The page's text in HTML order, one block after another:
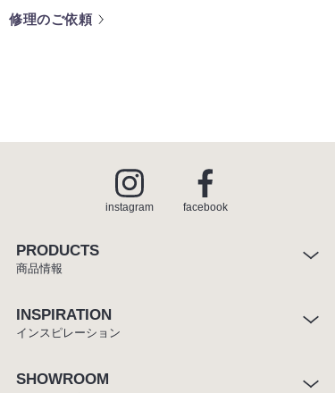
修理のご依頼
instagram facebook
PRODUCTS
商品情報
INSPIRATION
インスピレーション
SHOWROOM